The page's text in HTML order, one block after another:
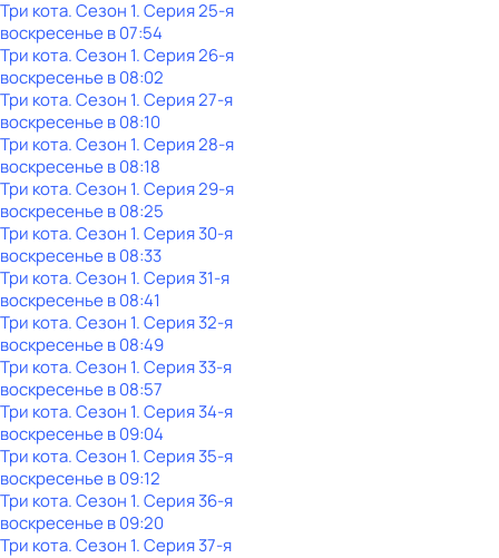
Три кота. Сезон 1. Серия 25-я
воскресенье в07:54
Три кота. Сезон 1. Серия 26-я
воскресенье в08:02
Три кота. Сезон 1. Серия 27-я
воскресенье в08:10
Три кота. Сезон 1. Серия 28-я
воскресенье в08:18
Три кота. Сезон 1. Серия 29-я
воскресенье в08:25
Три кота. Сезон 1. Серия 30-я
воскресенье в08:33
Три кота. Сезон 1. Серия 31-я
воскресенье в08:41
Три кота. Сезон 1. Серия 32-я
воскресенье в08:49
Три кота. Сезон 1. Серия 33-я
воскресенье в08:57
Три кота. Сезон 1. Серия 34-я
воскресенье в09:04
Три кота. Сезон 1. Серия 35-я
воскресенье в09:12
Три кота. Сезон 1. Серия 36-я
воскресенье в09:20
Три кота. Сезон 1. Серия 37-я